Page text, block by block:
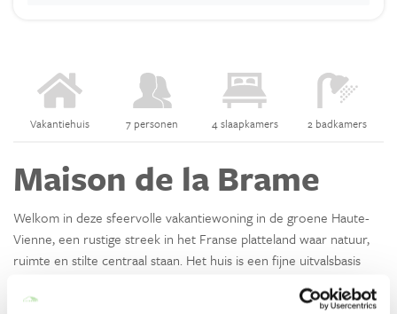
Vakantiehuis 7 personen 4 slaapkamers 2 badkamers
Maison de la Brame
Welkom in deze sfeervolle vakantiewoning in de groene Haute-
Vienne, een rustige streek in het Franse platteland waar natuur,
ruimte en stilte centraal staan. Het huis is een fijne uitvalsbasis
tijd met elkaar, lange avonden en het ontspannen Franse